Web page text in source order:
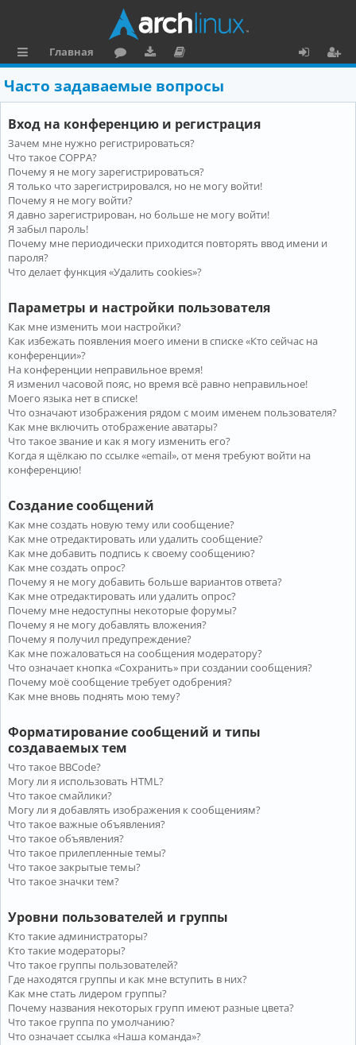
ы
л
к
и
Главная
ру
м
ру
зк
и
ку
м
е
н
та
ц
и
я
о
и
Часто задаваемые вопросы
Вход на конференцию и регистрация
Зачем мне нужно регистрироваться?
Что такое COPPA?
Почему я не могу зарегистрироваться?
Я только что зарегистрировался, но не могу войти!
Почему я не могу войти?
Я давно зарегистрирован, но больше не могу войти!
Я забыл пароль!
Почему мне периодически приходится повторять ввод имени и
пароля?
Что делает функция «Удалить cookies»?
Параметры и настройки пользователя
Как мне изменить мои настройки?
Как избежать появления моего имени в списке «Кто сейчас на
конференции»?
На конференции неправильное время!
Я изменил часовой пояс, но время всё равно неправильное!
Моего языка нет в списке!
Что означают изображения рядом с моим именем пользователя?
Как мне включить отображение аватары?
Что такое звание и как я могу изменить его?
Когда я щёлкаю по ссылке «email», от меня требуют войти на
конференцию!
Создание сообщений
Как мне создать новую тему или сообщение?
Как мне отредактировать или удалить сообщение?
Как мне добавить подпись к своему сообщению?
Как мне создать опрос?
Почему я не могу добавить больше вариантов ответа?
Как мне отредактировать или удалить опрос?
Почему мне недоступны некоторые форумы?
Почему я не могу добавлять вложения?
Почему я получил предупреждение?
Как мне пожаловаться на сообщения модератору?
Что означает кнопка «Сохранить» при создании сообщения?
Почему моё сообщение требует одобрения?
Как мне вновь поднять мою тему?
Форматирование сообщений и типы
создаваемых тем
Что такое BBCode?
Могу ли я использовать HTML?
Что такое смайлики?
Могу ли я добавлять изображения к сообщениям?
Что такое важные объявления?
Что такое объявления?
Что такое прилепленные темы?
Что такое закрытые темы?
Что такое значки тем?
Уровни пользователей и группы
Кто такие администраторы?
Кто такие модераторы?
Что такое группы пользователей?
Где находятся группы и как мне вступить в них?
Как мне стать лидером группы?
Почему названия некоторых групп имеют разные цвета?
Что такое группа по умолчанию?
Что означает ссылка «Наша команда»?